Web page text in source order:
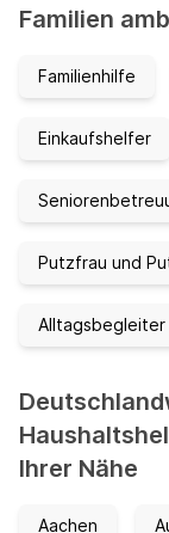
Familien
Familienhilfe
Einkaufshelfer
Putzfrau und
Ihrer Nähe
Aachen